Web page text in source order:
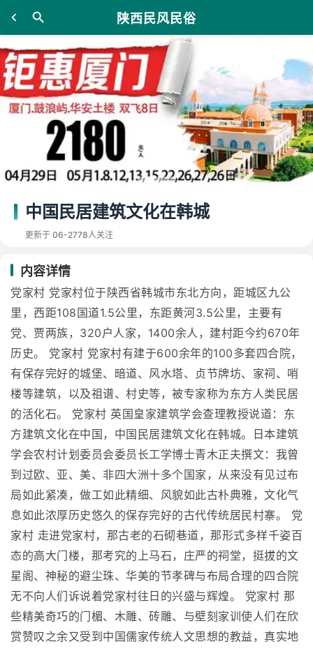
陕西民风民俗
中国民居建筑文化在韩城
更新于 06-2778人关注
内容详情
党家村 党家村位于陕西省韩城市东北方向，距城区九公
里，西距108国道1.5公里，东距黄河3.5公里，主要有
党、贾两族，320户人家，1400余人，建村距今约670年
历史。 党家村 党家村有建于600余年的100多套四合院，
有保存完好的城堡、暗道、风水塔、贞节牌坊、家祠、哨
楼等建筑，以及祖谱、村史等，被专家称为东方人类民居
的活化石。 党家村 英国皇家建筑学会查理教授说道：东
方建筑文化在中国，中国民居建筑文化在韩城。日本建筑
学会农村计划委员会委员长工学博士青木正夫撰文：我曾
到过欧、亚、美、非四大洲十多个国家，从来没有见过布
局如此紧凑，做工如此精细、风貌如此古朴典雅，文化气
息如此浓厚历史悠久的保存完好的古代传统居民村寨。 党
家村 走进党家村，那古老的石砌巷道，那形式多样千姿百
态的高大门楼，那考究的上马石，庄严的祠堂，挺拔的文
星阁、神秘的避尘珠、华美的节孝碑与布局合理的四合院
无不向人们诉说着党家村往日的兴盛与辉煌。 党家村 那
些精美奇巧的门楣、木雕、砖雕、与壁刻家训使人们在欣
赏赞叹之余又受到中国儒家传统人文思想的教益，真实地